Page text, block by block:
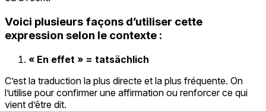
Voici plusieurs façons d’utiliser cette
expression selon le contexte :
« En effet » = tatsächlich
C’est la traduction la plus directe et la plus fréquente. On
l’utilise pour confirmer une affirmation ou renforcer ce qui
vient d’être dit.